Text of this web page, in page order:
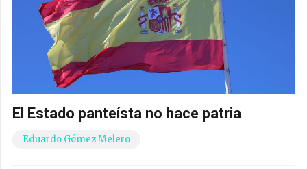
El Estado panteísta no hace patria
Eduardo Gómez Melero